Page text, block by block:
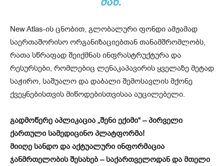
New Atlas-ის ცნობით, გლობალური ფონდი ამჟამად
საერთაშორისო ორგანიზაციებთან თანამშრომლობს,
რათა სწრაფად შეიქმნას ინფრასტრუქტურა და
რესურსები, რომლებიც ლენაკაპავირის ყველაზე მეტად
საჭირო, საშუალო და დაბალი შემოსავლის მქონე
ქვეყნებისთვის მიწოდებისთვისაა აუცილებელი.
გადმოწერე აპლიკაცია „შენი ექიმი“ – პირველი
ქართული სამედიცინო პლატფორმა!
მიიღე სანდო და აქტუალური ინფორმაცია
ჯანმრთელობის შესახებ – საქართველოდან და მთელი